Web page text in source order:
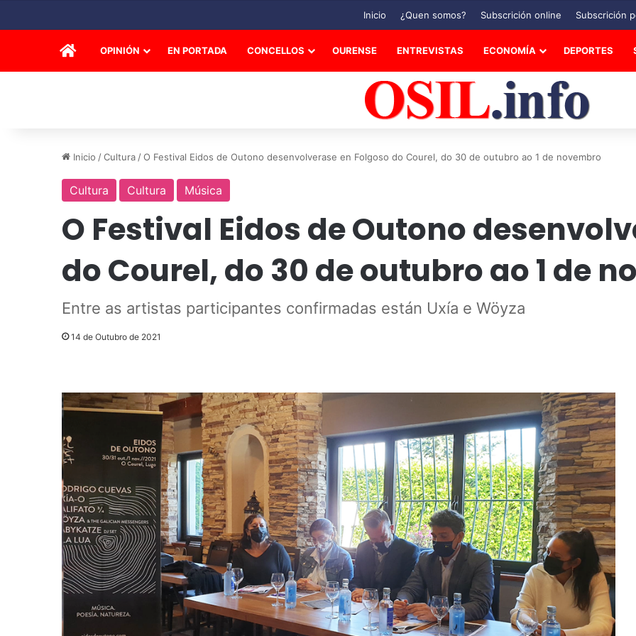
Inicio ¿Quen somos? Subscrición online Subscrición
INICIOOPINIÓN EN PORTADA CONCELLOS OURENSE ENTREVISTAS ECONOMÍA DEPORTES
Inicio /Cultura /O Festival Eidos de Outono desenvolverase en Folgoso do Courel, do 30 de outubro ao 1 de novembro
Cultura Cultura Música
O Festival Eidos de Outono
do Courel, do 30 de outubro ao 1 de
Entre as artistas participantes confirmadas están Uxía e Wöyza
14 de Outubro de 2021